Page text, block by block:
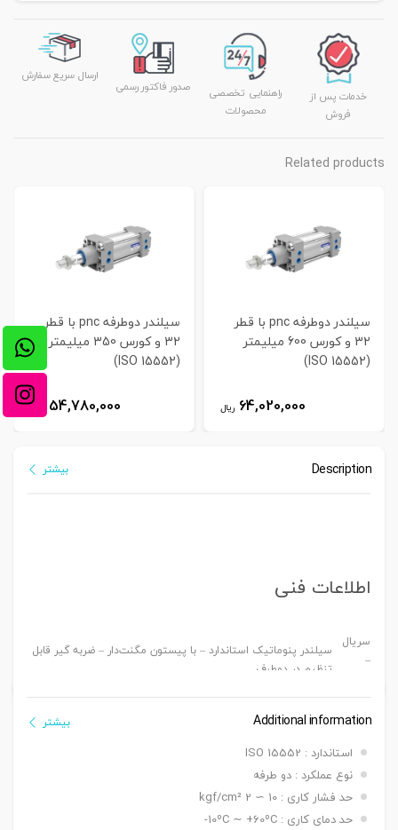
خدمات پس از
فروش
راهنمایی تخصصی
محصولات
صدور فاکتور رسمی
ارسال سریع سفارش
Related products
سیلندر دوطرفه pnc با قطر
32 و کورس 600 میلیمتر
(ISO 15552)
64,020,000 ریال
سیلندر دوطرفه pnc با قطر
32 و کورس 350 میلیمتر
(ISO 15552)
54,780,000 ریال
Description بیشتر
اطلاعات فنی
سریال
–
سیلندر پنوماتیک استاندارد – با پیستون مگنت‌دار – ضربه گیر قابل
تنظیم در دوطرف
قطر
سیلندر
شفت
ø 20 mm
کورس
از 25 الی 500 میلیمتر
دنده
سرشفت
دنده ماندگی ,دنده نری
Additional information
استاندارد : ISO 15552
نوع عملکرد : دو طرفه
حد فشار کاری : 10 ∼ 2 kgf/cm²
حد دمای کاری : 10ºC ∼ +60ºC-
بیشتر